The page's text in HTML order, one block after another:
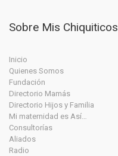
Sobre Mis Chiquiticos
Inicio
Quienes Somos
Fundación
Directorio Mamás
Directorio Hijos y Familia
Mi maternidad es Así…
Consultorías
Aliados
Radio